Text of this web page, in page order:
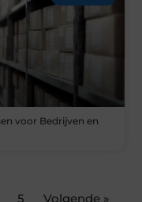
voor Bedrijven en
5 Volgende »